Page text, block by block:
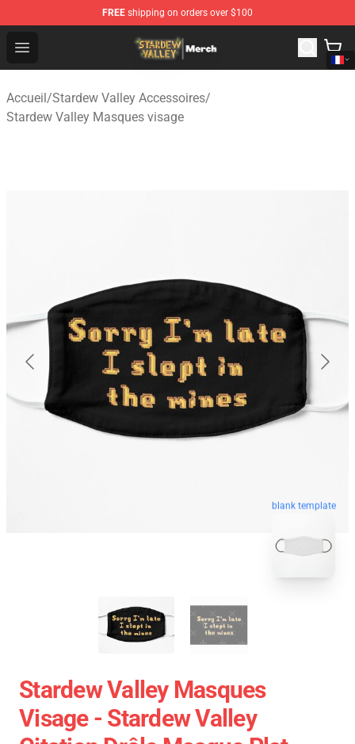
FREE shipping on orders over $100
Open menu
Stardew Valley Store - Official Stardew Valley
Accueil/Stardew Valley Accessoires/
Stardew Valley Masques visage
blank template
Stardew Valley Masques
Visage - Stardew Valley